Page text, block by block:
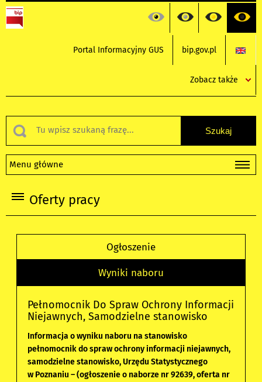
Portal Informacyjny GUS bip.gov.pl
Zobacz także
Menu główne
Oferty pracy
Ogłoszenie
Wyniki naboru
Pełnomocnik Do Spraw Ochrony Informacji
Niejawnych, Samodzielne stanowisko
Informacja o wyniku naboru na stanowisko
pełnomocnik do spraw ochrony informacji niejawnych,
samodzielne stanowisko, Urzędu Statystycznego
w Poznaniu – (ogłoszenie o naborze nr 92639, oferta nr